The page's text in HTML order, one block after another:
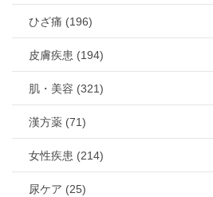
ひざ痛 (196)
皮膚疾患 (194)
肌・美容 (321)
漢方薬 (71)
女性疾患 (214)
尿ケア (25)